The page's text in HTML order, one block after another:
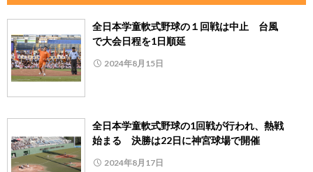
全日本学童軟式野球の１回戦は中止 台風
で大会日程を1日順延
2024年8月15日
全日本学童軟式野球の1回戦が行われ、熱戦
始まる 決勝は22日に神宮球場で開催
2024年8月17日